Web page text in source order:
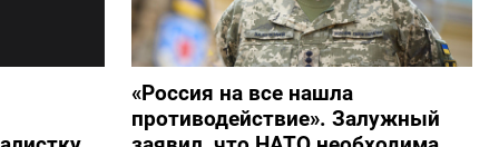
«Россия на все нашла
противодействие». Залужный